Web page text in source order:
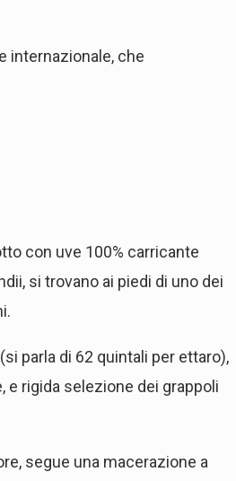
internazionale, che
con uve 100% carricante
si trovano ai piedi di uno dei
parla di 62 quintali per ettaro),
rigida selezione dei grappoli
segue una macerazione a